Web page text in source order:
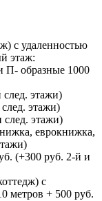
с удаленностью
этаж:
П- образные 1000
этажи)
этажи)
след. этажи)
еврокнижка,
(+300 руб. 2-й и
с
метров + 500 руб.